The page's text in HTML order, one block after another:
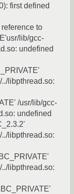
first defined
to
lib/gcc-
undefined
libpthread.so:
/usr/lib/gcc-
undefined
libpthread.so:
libpthread.so: